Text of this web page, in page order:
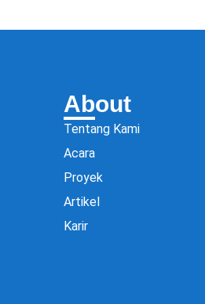
About
Tentang Kami
Acara
Proyek
Artikel
Karir